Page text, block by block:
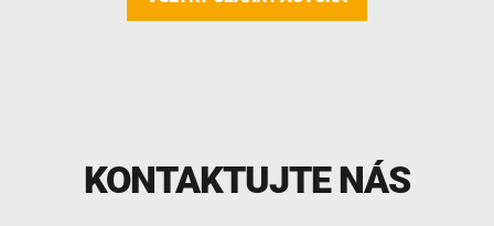
KONTAKTUJTE NÁS